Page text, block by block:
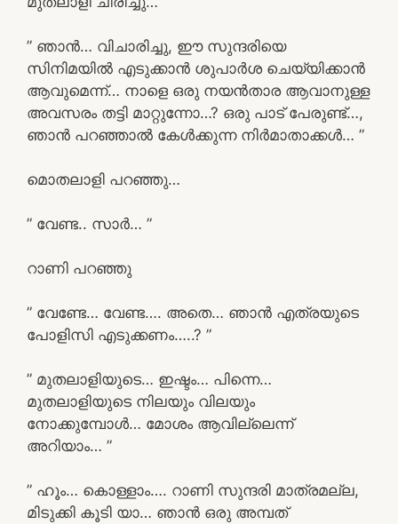
” ഞാൻ… വിചാരിച്ചു, ഈ സുന്ദരിയെ
സിനിമയിൽ എടുക്കാൻ ശുപാർശ ചെയ്യിക്കാൻ
ആവുമെന്ന്… നാളെ ഒരു നയൻ‌താര ആവാനുള്ള
അവസരം തട്ടി മാറ്റുന്നോ…? ഒരു പാട് പേരുണ്ട്…,
ഞാൻ പറഞ്ഞാൽ കേൾക്കുന്ന നിർമാതാക്കൾ… ”
മൊതലാളി പറഞ്ഞു…
” വേണ്ട.. സാർ… ”
റാണി പറഞ്ഞു
” വേണ്ടേ… വേണ്ട…. അതെ… ഞാൻ എത്രയുടെ
പോളിസി എടുക്കണം…..? ”
” മുതലാളിയുടെ… ഇഷ്ടം… പിന്നെ…
മുതലാളിയുടെ നിലയും വിലയും
നോക്കുമ്പോൾ… മോശം ആവില്ലെന്ന്
അറിയാം… ”
” ഹൂം… കൊള്ളാം…. റാണി സുന്ദരി മാത്രമല്ല,
മിടുക്കി കൂടി യാ… ഞാൻ ഒരു അമ്പത്